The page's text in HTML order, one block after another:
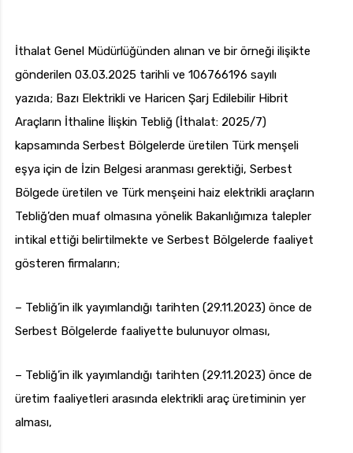
İthalat Genel Müdürlüğünden alınan ve bir örneği ilişikte
gönderilen 03.03.2025 tarihli ve 106766196 sayılı
yazıda; Bazı Elektrikli ve Haricen Şarj Edilebilir Hibrit
Araçların İthaline İlişkin Tebliğ (İthalat: 2025/7)
kapsamında Serbest Bölgelerde üretilen Türk menşeli
eşya için de İzin Belgesi aranması gerektiği, Serbest
Bölgede üretilen ve Türk menşeini haiz elektrikli araçların
Tebliğ’den muaf olmasına yönelik Bakanlığımıza talepler
intikal ettiği belirtilmekte ve Serbest Bölgelerde faaliyet
gösteren firmaların;
– Tebliğ’in ilk yayımlandığı tarihten (29.11.2023) önce de
Serbest Bölgelerde faaliyette bulunuyor olması,
– Tebliğ’in ilk yayımlandığı tarihten (29.11.2023) önce de
üretim faaliyetleri arasında elektrikli araç üretiminin yer
alması,